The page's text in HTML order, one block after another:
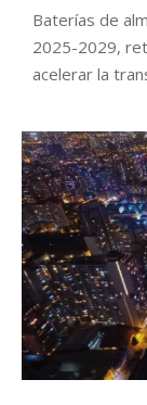
Baterías de
2025-2029,
acelerar la